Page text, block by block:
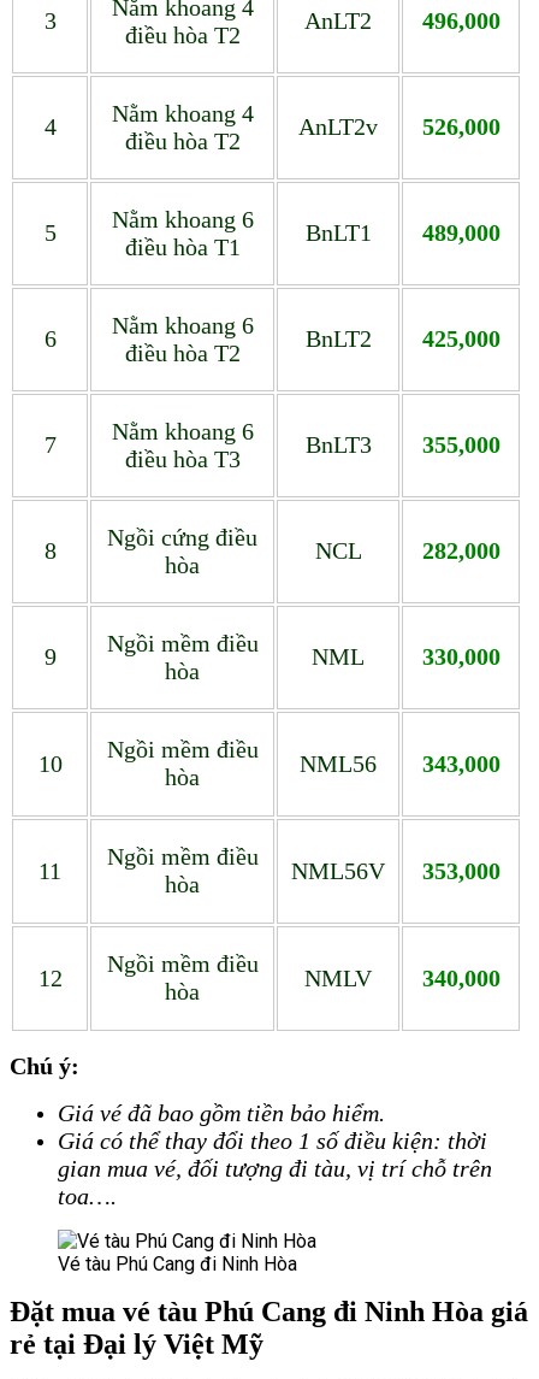
3
Nằm khoang 4
điều hòa T2
AnLT2 496,000
4
Nằm khoang 4
điều hòa T2
AnLT2v 526,000
5
Nằm khoang 6
điều hòa T1
BnLT1 489,000
6
Nằm khoang 6
điều hòa T2
BnLT2 425,000
7
Nằm khoang 6
điều hòa T3
BnLT3 355,000
8
Ngồi cứng điều
hòa
NCL 282,000
9
Ngồi mềm điều
hòa
NML 330,000
10
Ngồi mềm điều
hòa
NML56 343,000
11
Ngồi mềm điều
hòa
NML56V 353,000
12
Ngồi mềm điều
hòa
NMLV 340,000
Chú ý:
Giá vé đã bao gồm tiền bảo hiểm.
Giá có thể thay đổi theo 1 số điều kiện: thời
gian mua vé, đối tượng đi tàu, vị trí chỗ trên
toa….
Vé tàu Phú Cang đi Ninh Hòa
Đặt mua vé tàu Phú Cang đi Ninh Hòa giá
rẻ tại Đại lý Việt Mỹ